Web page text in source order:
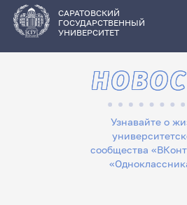
основному
содержанию
САРАТОВСКИЙ
ГОСУДАРСТВЕННЫЙ
УНИВЕРСИТЕТ
Узнавайте о
сообщества